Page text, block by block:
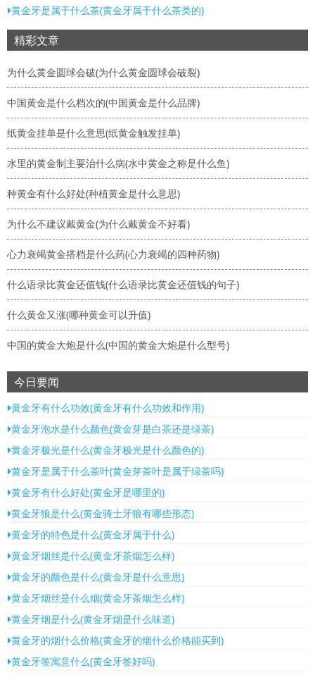
黄金牙是属于什么茶(黄金牙属于什么茶类的)
精彩文章
为什么黄金圆球会破(为什么黄金圆球会破裂)
中国黄金是什么档次的(中国黄金是什么品牌)
纸黄金挂单是什么意思(纸黄金触发挂单)
水里的黄金制主要治什么病(水中黄金之称是什么鱼)
种黄金有什么好处(种植黄金是什么意思)
为什么不建议戴黄金(为什么戴黄金不好看)
心力衰竭黄金搭档是什么药(心力衰竭的四种药物)
什么语录比黄金还值钱(什么语录比黄金还值钱的句子)
什么黄金又涨(哪种黄金可以升值)
中国的黄金大炮是什么(中国的黄金大炮是什么型号)
今日要闻
黄金牙有什么功效(黄金牙有什么功效和作用)
黄金牙泡水是什么颜色(黄金芽是白茶还是绿茶)
黄金牙极光是什么(黄金牙极光是什么颜色的)
黄金牙是属于什么茶叶(黄金芽茶叶是属于绿茶吗)
黄金牙有什么好处(黄金牙是哪里的)
黄金牙狼是什么(黄金骑士牙狼有哪些形态)
黄金牙的特色是什么(黄金牙属于什么)
黄金牙烟丝是什么(黄金牙茶烟怎么样)
黄金牙的颜色是什么(黄金牙是什么意思)
黄金牙烟丝是什么烟(黄金牙茶烟怎么样)
黄金牙烟是什么(黄金牙烟是什么味道)
黄金牙的烟什么价格(黄金牙的烟什么价格能买到)
黄金牙签寓意什么(黄金牙签好吗)